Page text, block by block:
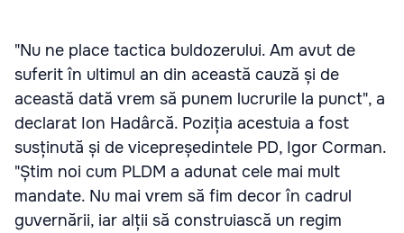
"Nu ne place tactica buldozerului. Am avut de
suferit în ultimul an din această cauză și de
această dată vrem să punem lucrurile la punct", a
declarat Ion Hadârcă. Poziția acestuia a fost
susținută și de vicepreședintele PD, Igor Corman.
"Știm noi cum PLDM a adunat cele mai mult
mandate. Nu mai vrem să fim decor în cadrul
guvernării, iar alții să construiască un regim